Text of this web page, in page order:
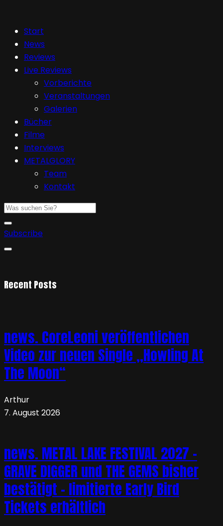
Start
News
Reviews
Live Reviews
Vorberichte
Veranstaltungen
Galerien
Bücher
Filme
Interviews
METALGLORY
Team
Kontakt
Subscribe
Recent Posts
news. CoreLeoni veröffentlichen
Video zur neuen Single „Howling At
The Moon“
Arthur
7. August 2026
news. METAL LAKE FESTIVAL 2027 –
GRAVE DIGGER und THE GEMS bisher
bestätigt – limitierte Early Bird
Tickets erhältlich